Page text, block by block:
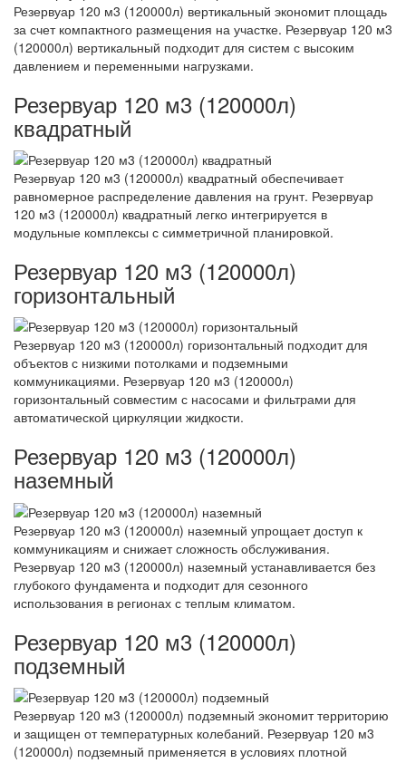
Резервуар 120 м3 (120000л) вертикальный экономит площадь
за счет компактного размещения на участке. Резервуар 120 м3
(120000л) вертикальный подходит для систем с высоким
давлением и переменными нагрузками.
Резервуар 120 м3 (120000л)
квадратный
Резервуар 120 м3 (120000л) квадратный обеспечивает
равномерное распределение давления на грунт. Резервуар
120 м3 (120000л) квадратный легко интегрируется в
модульные комплексы с симметричной планировкой.
Резервуар 120 м3 (120000л)
горизонтальный
Резервуар 120 м3 (120000л) горизонтальный подходит для
объектов с низкими потолками и подземными
коммуникациями. Резервуар 120 м3 (120000л)
горизонтальный совместим с насосами и фильтрами для
автоматической циркуляции жидкости.
Резервуар 120 м3 (120000л)
наземный
Резервуар 120 м3 (120000л) наземный упрощает доступ к
коммуникациям и снижает сложность обслуживания.
Резервуар 120 м3 (120000л) наземный устанавливается без
глубокого фундамента и подходит для сезонного
использования в регионах с теплым климатом.
Резервуар 120 м3 (120000л)
подземный
Резервуар 120 м3 (120000л) подземный экономит территорию
и защищен от температурных колебаний. Резервуар 120 м3
(120000л) подземный применяется в условиях плотной